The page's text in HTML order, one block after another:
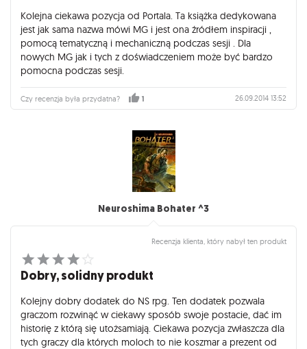
Kolejna ciekawa pozycja od Portala. Ta książka dedykowana
jest jak sama nazwa mówi MG i jest ona źródłem inspiracji ,
pomocą tematyczną i mechaniczną podczas sesji . Dla
nowych MG jak i tych z doświadczeniem może być bardzo
pomocna podczas sesji.
Czy recenzja była przydatna? 1 26.09.2014 13:52
Neuroshima Bohater ^3
Recenzja klienta, który nabył ten produkt
Dobry, solidny produkt
Kolejny dobry dodatek do NS rpg. Ten dodatek pozwala
graczom rozwinąć w ciekawy sposób swoje postacie, dać im
historię z którą się utożsamiają. Ciekawa pozycja zwłaszcza dla
tych graczy dla których moloch to nie koszmar a prezent od